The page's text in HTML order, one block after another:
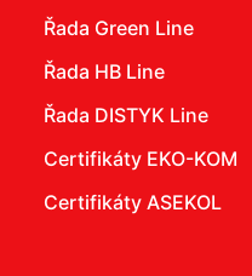
Řada Green Line
Řada HB Line
Řada DISTYK Line
Certifikáty EKO-KOM
Certifikáty ASEKOL